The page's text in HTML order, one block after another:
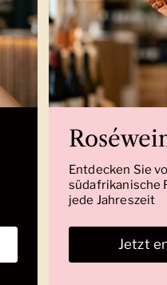
Entdecken Sie
südafrikanische
jede Jahreszeit
Jetzt